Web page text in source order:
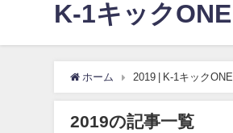
K-1キックONE
ホーム 2019 | K-1キックONE
2019の記事一覧